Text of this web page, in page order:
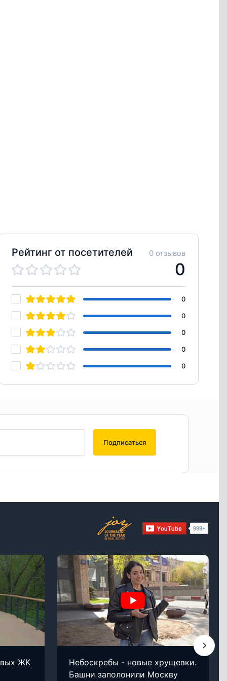
Рейтинг от посетителей 0 отзывов
0
0
0
0
0
0
Подписаться
ЖК
Небоскребы - новые хрущевки.
Башни заполонили Москву